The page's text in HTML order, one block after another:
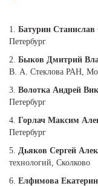
1. Батурин Станислав
Петербург
2. Быков Дмитрий
В. А. Стеклова РАН,
3. Волотка Андрей
Петербург
4. Горлач Максим
Петербург
5. Дьяков Сергей
технологий, Сколково
6. Елфимова